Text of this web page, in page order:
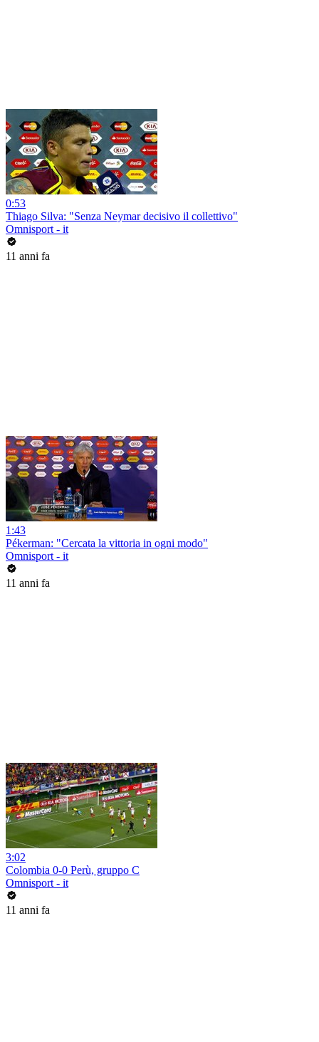
0:53
Thiago Silva: "Senza Neymar decisivo il collettivo"
Omnisport - it
11 anni fa
1:43
Pékerman: "Cercata la vittoria in ogni modo"
Omnisport - it
11 anni fa
3:02
Colombia 0-0 Perù, gruppo C
Omnisport - it
11 anni fa